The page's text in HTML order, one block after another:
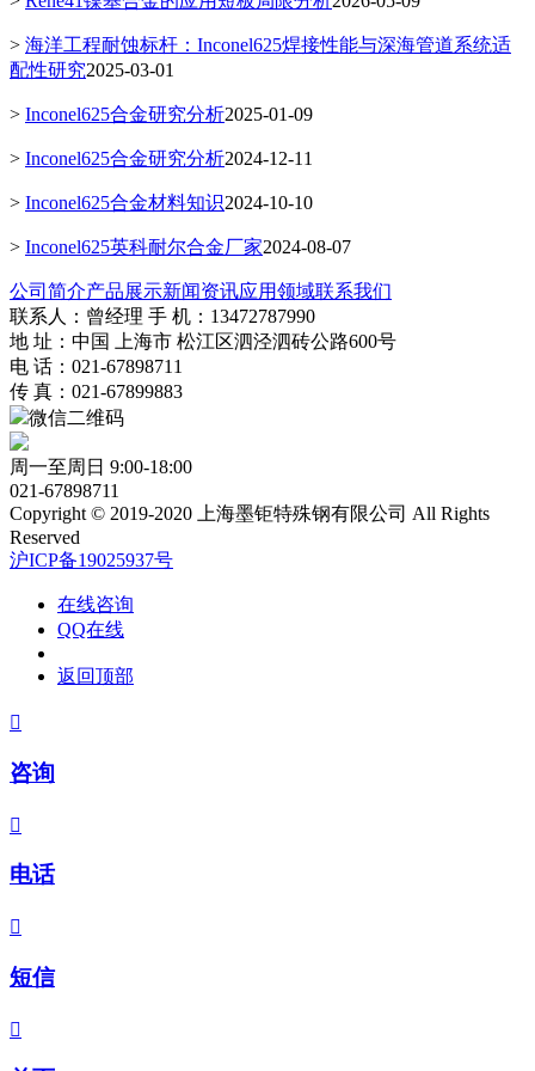
> 海洋工程耐蚀标杆：Inconel625焊接性能与深海管道系统适
配性研究2025-03-01
> Inconel625合金研究分析2025-01-09
> Inconel625合金研究分析2024-12-11
> Inconel625合金材料知识2024-10-10
> Inconel625英科耐尔合金厂家2024-08-07
公司简介产品展示新闻资讯应用领域联系我们
联系人：曾经理 手 机：13472787990
地 址：中国 上海市 松江区泗泾泗砖公路600号
电 话：021-67898711
传 真：021-67899883
微信二维码
周一至周日 9:00-18:00
021-67898711
Copyright © 2019-2020 上海墨钜特殊钢有限公司 All Rights
Reserved
沪ICP备19025937号
在线咨询
QQ在线
返回顶部

咨询

电话

短信
